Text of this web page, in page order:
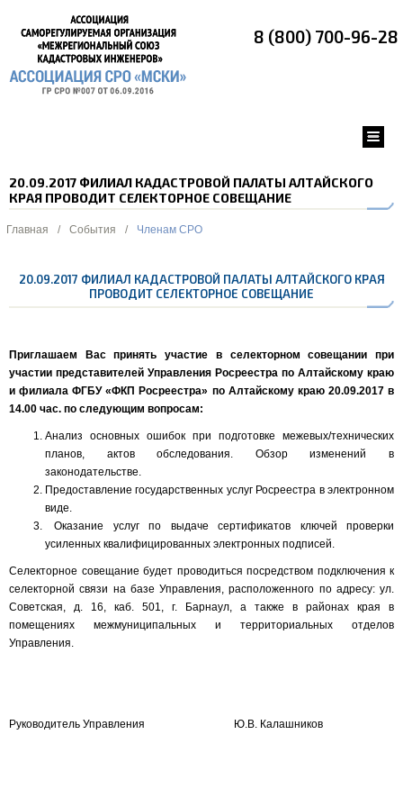
8 (800) 700-96-28
20.09.2017 ФИЛИАЛ КАДАСТРОВОЙ ПАЛАТЫ АЛТАЙСКОГО
КРАЯ ПРОВОДИТ СЕЛЕКТОРНОЕ СОВЕЩАНИЕ
Главная / События / Членам СРО
20.09.2017 ФИЛИАЛ КАДАСТРОВОЙ ПАЛАТЫ АЛТАЙСКОГО КРАЯ
ПРОВОДИТ СЕЛЕКТОРНОЕ СОВЕЩАНИЕ
Приглашаем Вас принять участие в селекторном совещании при
участии представителей Управления Росреестра по Алтайскому краю
и филиала ФГБУ «ФКП Росреестра» по Алтайскому краю 20.09.2017 в
14.00 час. по следующим вопросам:
Анализ основных ошибок при подготовке межевых/технических
планов, актов обследования. Обзор изменений в
законодательстве.
Предоставление государственных услуг Росреестра в электронном
виде.
Оказание услуг по выдаче сертификатов ключей проверки
усиленных квалифицированных электронных подписей.
Селекторное совещание будет проводиться посредством подключения к
селекторной связи на базе Управления, расположенного по адресу: ул.
Советская, д. 16, каб. 501, г. Барнаул, а также в районах края в
помещениях межмуниципальных и территориальных отделов
Управления.
Руководитель Управления Ю.В. Калашников